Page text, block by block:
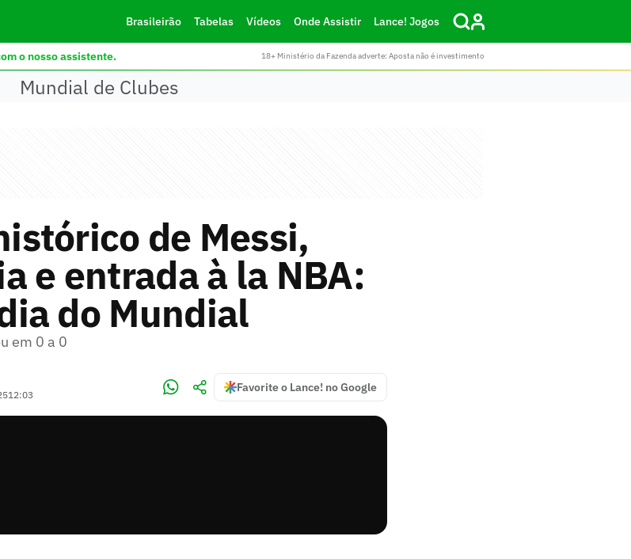
Brasileirão Tabelas Vídeos Onde Assistir Lance! Jogos
o nosso assistente. 18+ Ministério da Fazenda adverte: Aposta não é investimento
Mundial de Clubes
de Messi,
e entrada à la NBA:
do Mundial
em 0 a 0
12:03
Favorite o Lance! no Google